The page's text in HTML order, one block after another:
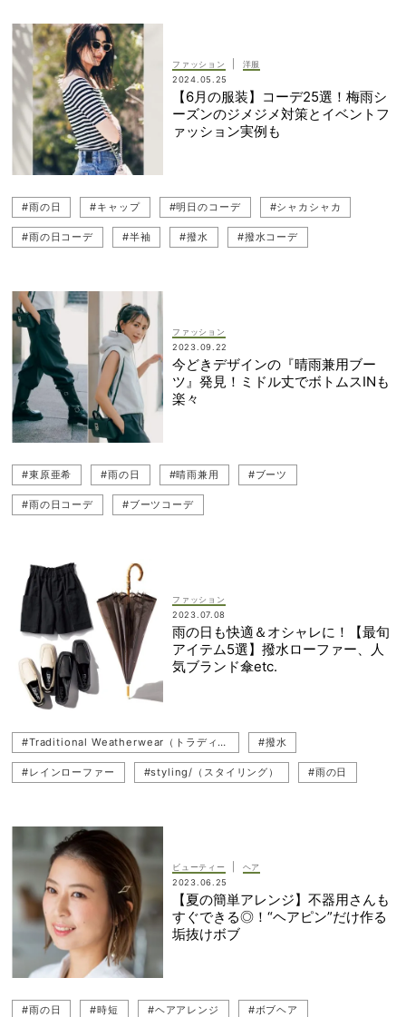
ファッション
洋服
2024.05.25
【6月の服装】コーデ25選！梅雨シ
ーズンのジメジメ対策とイベントフ
ァッション実例も
#雨の日 #キャップ #明日のコーデ #シャカシャカ
#雨の日コーデ #半袖 #撥水 #撥水コーデ
ファッション
2023.09.22
今どきデザインの『晴雨兼用ブー
ツ』発見！ミドル丈でボトムスINも
楽々
#東原亜希 #雨の日 #晴雨兼用 #ブーツ
#雨の日コーデ #ブーツコーデ
ファッション
2023.07.08
雨の日も快適＆オシャレに！【最旬
アイテム5選】撥水ローファー、人
気ブランド傘etc.
#Traditional Weatherwear（トラディショナル ウェザーウェア） #撥水
#レインローファー #styling/（スタイリング） #雨の日
#ハーフパンツ
ビューティー
ヘア
2023.06.25
【夏の簡単アレンジ】不器用さんも
すぐできる◎！“ヘアピン”だけ作る
垢抜けボブ
#雨の日 #時短 #ヘアアレンジ #ボブヘア